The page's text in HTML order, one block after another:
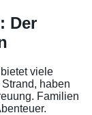
Der
viele
haben
Familien